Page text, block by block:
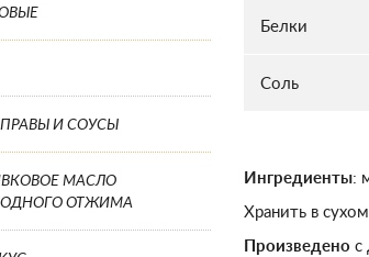
И СОУСЫ
МАСЛО
ОТЖИМА
Белки
Соль
Ингредиенты:
Хранить в
Произведено с